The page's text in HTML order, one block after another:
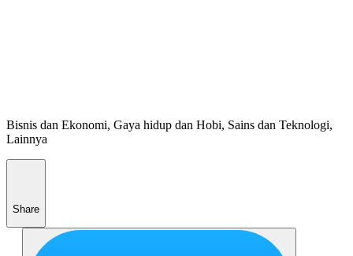
Bisnis dan Ekonomi, Gaya hidup dan Hobi, Sains dan Teknologi,
Lainnya
Share